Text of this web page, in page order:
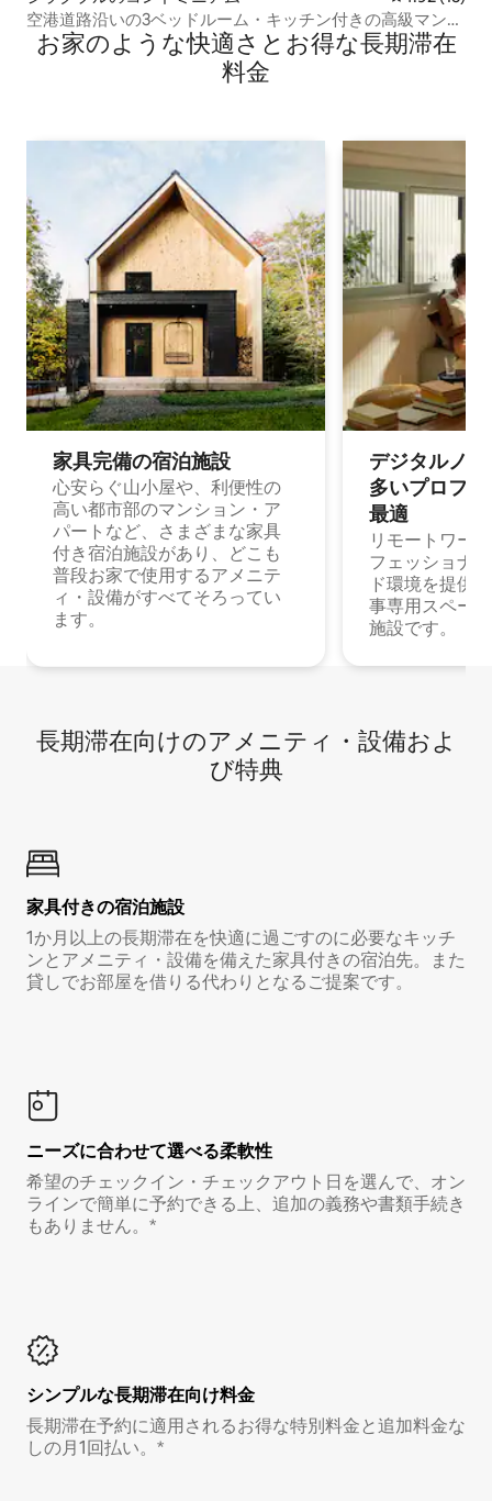
空港道路沿いの3ベッドルーム・キッチン付きの高級マンシ
ョン・アパート
お家のような快⁠適⁠さ⁠とお⁠得⁠な長⁠期⁠滞⁠在
料⁠金
家具完備の宿⁠泊⁠施⁠設
心安らぐ山小屋や、利便性の
高い都市部のマンション・ア
パートなど、さまざまな家具
付き宿泊施設があり、どこも
普段お家で使用するアメニテ
ィ・設備がすべてそろってい
ます。
デジタルノ
多⁠いプ⁠ロ⁠フ⁠
最⁠適
リモートワー
フェッショナ
ド環境を提供
事専用スペー
施設です。
長期滞在向け⁠のア⁠メ⁠ニ⁠テ⁠ィ⁠・設⁠備⁠およ
び特⁠典
家具付き⁠の宿⁠泊⁠施⁠設
1か月以上の長期滞在を快適に過ごすのに必要なキッチ
ンとアメニティ・設備を備えた家具付きの宿泊先。また
貸しでお部屋を借りる代わりとなるご提案です。
ニーズに合わせて選べる柔軟性
希望のチェックイン・チェックアウト日を選んで、オン
ラインで簡単に予約できる上、追加の義務や書類手続き
もありません。*
シンプルな長期滞在向け料金
長期滞在予約に適用されるお得な特別料金と追加料金な
しの月1回払い。*